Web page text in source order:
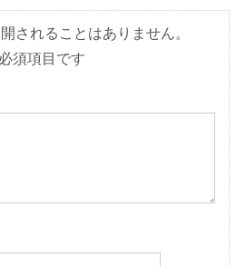
されることはありません。
須項目です